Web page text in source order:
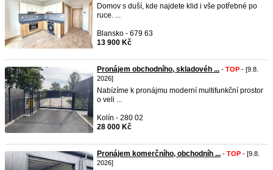
Domov s duší, kde najdete klid i vše potřebné po
ruce. ...
Blansko - 679 63
13 900 Kč
Pronájem obchodního, skladovéh ... - TOP - [9.8.
2026]
Nabízíme k pronájmu moderní multifunkční prostor
o veli ...
Kolín - 280 02
28 000 Kč
Pronájem komerčního, obchodníh ... - TOP - [9.8.
2026]